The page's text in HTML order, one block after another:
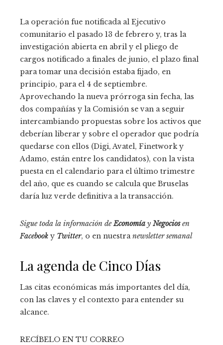
La operación fue notificada al Ejecutivo
comunitario el pasado 13 de febrero y, tras la
investigación abierta en abril y el pliego de
cargos notificado a finales de junio, el plazo final
para tomar una decisión estaba fijado, en
principio, para el 4 de septiembre.
Aprovechando la nueva prórroga sin fecha, las
dos compañías y la Comisión se van a seguir
intercambiando propuestas sobre los activos que
deberían liberar y sobre el operador que podría
quedarse con ellos (Digi, Avatel, Finetwork y
Adamo, están entre los candidatos), con la vista
puesta en el calendario para el último trimestre
del año, que es cuando se calcula que Bruselas
daría luz verde definitiva a la transacción.
Sigue toda la información deEconomía y Negociosen
Facebook y Twitter, o en nuestranewsletter semanal
La agenda de Cinco Días
Las citas económicas más importantes del día,
con las claves y el contexto para entender su
alcance.
RECÍBELO EN TU CORREO